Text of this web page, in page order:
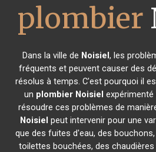
plombier
Dans la ville de Noisiel, les
fréquents et peuvent causer des
résolus à temps. C'est pourquoi il
un plombier Noisiel
résoudre ces problèmes de
Noisiel peut intervenir pour une
que des fuites d'eau, des
toilettes bouchées, des